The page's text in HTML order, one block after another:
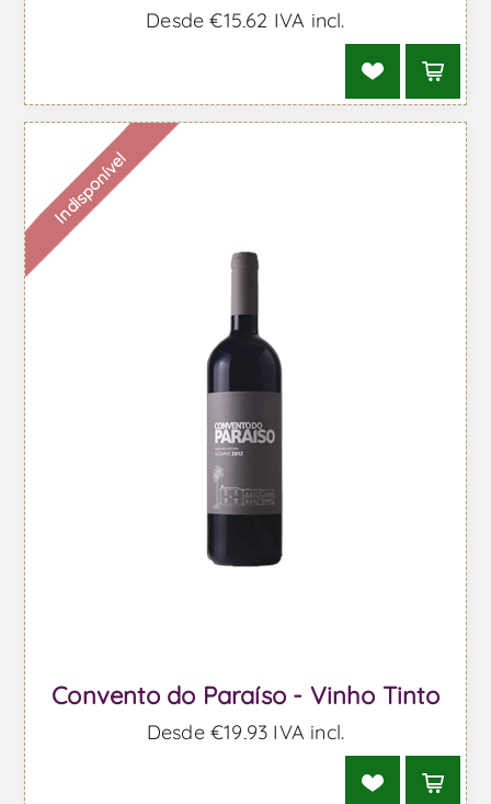
Desde €15,62 IVA incl.
Indisponível
Convento do Paraíso - Vinho Tinto
Desde €19,93 IVA incl.